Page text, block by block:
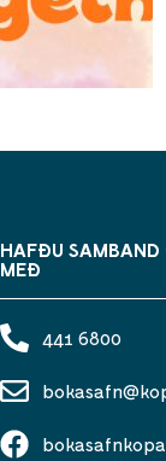
HAFÐU SAMBAND
MEÐ
441 6800